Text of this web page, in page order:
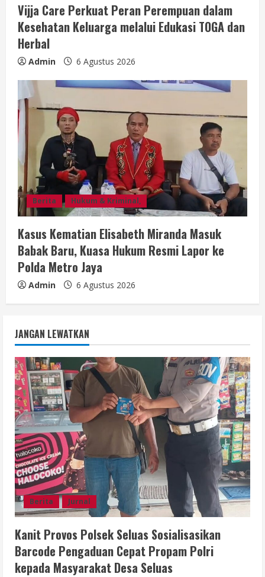
Vijja Care Perkuat Peran Perempuan dalam
Kesehatan Keluarga melalui Edukasi TOGA dan
Herbal
Admin 6 Agustus 2026
Berita Hukum & Kriminal,
Kasus Kematian Elisabeth Miranda Masuk
Babak Baru, Kuasa Hukum Resmi Lapor ke
Polda Metro Jaya
Admin 6 Agustus 2026
JANGAN LEWATKAN
Berita Jurnal
Kanit Provos Polsek Seluas Sosialisasikan
Barcode Pengaduan Cepat Propam Polri
kepada Masyarakat Desa Seluas